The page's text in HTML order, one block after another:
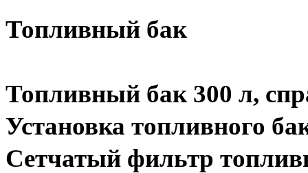
Топливный бак
Топливный бак 300 л,
Установка топливного
Сетчатый фильтр